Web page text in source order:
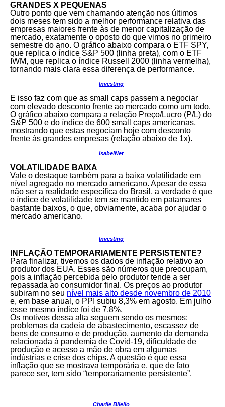
GRANDES X PEQUENAS
Outro ponto que vem chamando atenção nos últimos
dois meses tem sido a melhor performance relativa das
empresas maiores frente às de menor capitalização de
mercado, exatamente o oposto do que vimos no primeiro
semestre do ano. O gráfico abaixo compara o ETF SPY,
que replica o índice S&P 500 (linha preta), com o ETF
IWM, que replica o índice Russell 2000 (linha vermelha),
tornando mais clara essa diferença de performance.
Investing
E isso faz com que as small caps passem a negociar
com elevado desconto frente ao mercado como um todo.
O gráfico abaixo compara a relação Preço/Lucro (P/L) do
S&P 500 e do índice de 600 small caps americanas,
mostrando que estas negociam hoje com desconto
frente às grandes empresas (relação abaixo de 1x).
IsabelNet
VOLATILIDADE BAIXA
Vale o destaque também para a baixa volatilidade em
nível agregado no mercado americano. Apesar de essa
não ser a realidade específica do Brasil, a verdade é que
o índice de volatilidade tem se mantido em patamares
bastante baixos, o que, obviamente, acaba por ajudar o
mercado americano.
Investing
INFLAÇÃO TEMPORARIAMENTE PERSISTENTE?
Para finalizar, tivemos os dados de inflação relativo ao
produtor dos EUA. Esses são números que preocupam,
pois a inflação percebida pelo produtor tende a ser
repassada ao consumidor final. Os preços ao produtor
subiram no seu nível mais alto desde novembro de 2010
e, em base anual, o PPI subiu 8,3% em agosto. Em julho
esse mesmo índice foi de 7,8%.
Os motivos dessa alta seguem sendo os mesmos:
problemas da cadeia de abastecimento, escassez de
bens de consumo e de produção, aumento da demanda
relacionada à pandemia de Covid-19, dificuldade de
produção e acesso a mão de obra em algumas
indústrias e crise dos chips. A questão é que essa
inflação que se mostrava temporária e, que de fato
parece ser, tem sido “temporariamente persistente”.
Charlie Bilello